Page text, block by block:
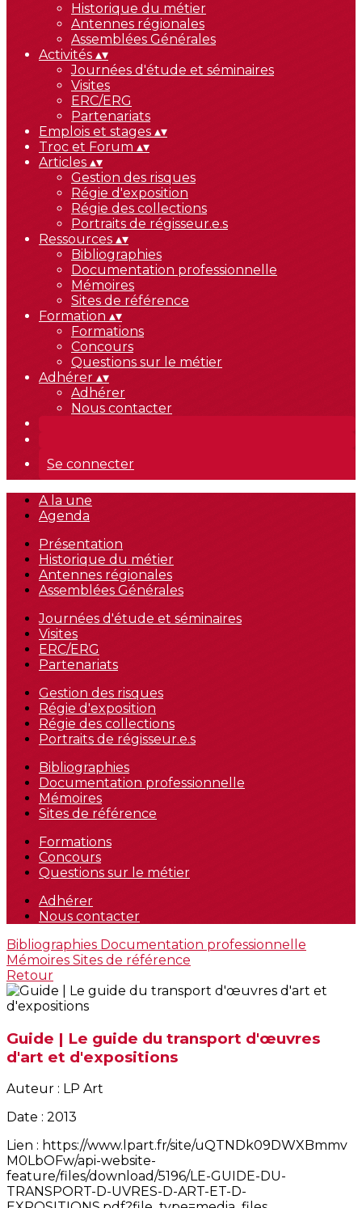
Historique du métier
Antennes régionales
Assemblées Générales
Activités ▴▾
Journées d'étude et séminaires
Visites
ERC/ERG
Partenariats
Emplois et stages ▴▾
Troc et Forum ▴▾
Articles ▴▾
Gestion des risques
Régie d'exposition
Régie des collections
Portraits de régisseur.e.s
Ressources ▴▾
Bibliographies
Documentation professionnelle
Mémoires
Sites de référence
Formation ▴▾
Formations
Concours
Questions sur le métier
Adhérer ▴▾
Adhérer
Nous contacter
Se connecter
A la une
Agenda
Présentation
Historique du métier
Antennes régionales
Assemblées Générales
Journées d'étude et séminaires
Visites
ERC/ERG
Partenariats
Gestion des risques
Régie d'exposition
Régie des collections
Portraits de régisseur.e.s
Bibliographies
Documentation professionnelle
Mémoires
Sites de référence
Formations
Concours
Questions sur le métier
Adhérer
Nous contacter
Bibliographies Documentation professionnelle
Mémoires Sites de référence
Retour
Guide | Le guide du transport d'œuvres
d'art et d'expositions
Auteur : LP Art
Date : 2013
Lien : https://www.lpart.fr/site/uQTNDk09DWXBmmv
M0LbOFw/api-website-
feature/files/download/5196/LE-GUIDE-DU-
TRANSPORT-D-UVRES-D-ART-ET-D-